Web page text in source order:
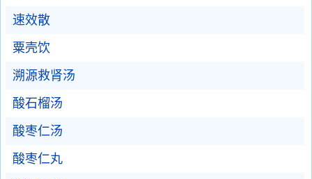
速效散
粟壳饮
溯源救肾汤
酸石榴汤
酸枣仁汤
酸枣仁丸